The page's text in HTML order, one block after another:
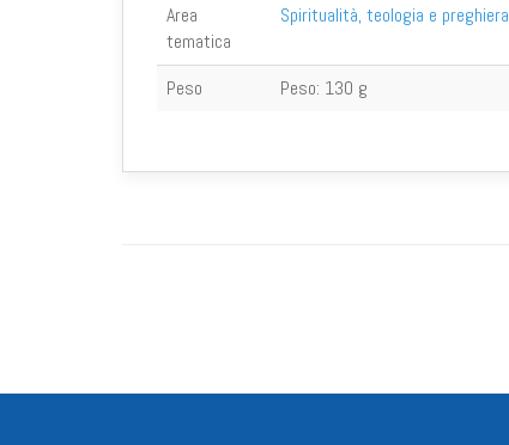
Area
tematica
Spiritualità, teologia e preghiera
Peso Peso: 130 g